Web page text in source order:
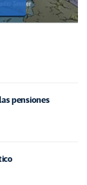
pensiones